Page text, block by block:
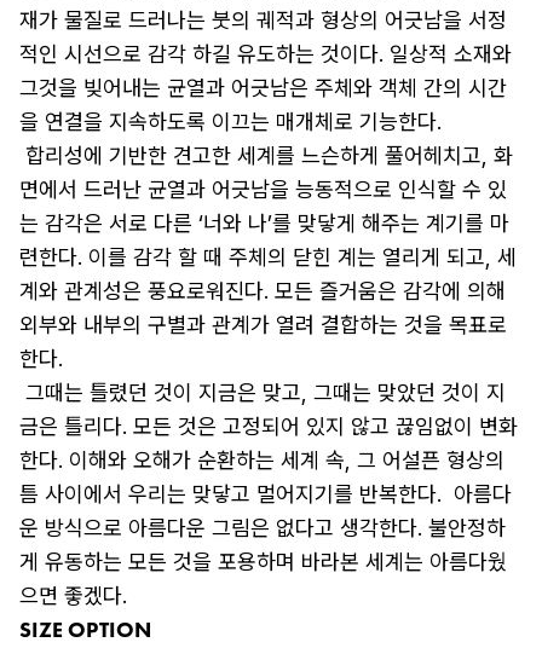
재가 물질로 드러나는 붓의 궤적과 형상의 어긋남을 서정
적인 시선으로 감각 하길 유도하는 것이다. 일상적 소재와
그것을 빚어내는 균열과 어긋남은 주체와 객체 간의 시간
을 연결을 지속하도록 이끄는 매개체로 기능한다.
면에서 드러난 균열과 어긋남을 능동적으로 인식할 수 있
는 감각은 서로 다른 ‘너와 나’를 맞닿게 해주는 계기를 마
련한다. 이를 감각 할 때 주체의 닫힌 계는 열리게 되고, 세
계와 관계성은 풍요로워진다. 모든 즐거움은 감각에 의해
외부와 내부의 구별과 관계가 열려 결합하는 것을 목표로
한다.
금은 틀리다. 모든 것은 고정되어 있지 않고 끊임없이 변화
한다. 이해와 오해가 순환하는 세계 속, 그 어설픈 형상의
틈 사이에서 우리는 맞닿고 멀어지기를 반복한다.  아름다
운 방식으로 아름다운 그림은 없다고 생각한다. 불안정하
게 유동하는 모든 것을 포용하며 바라본 세계는 아름다웠
으면 좋겠다.
SIZE OPTION